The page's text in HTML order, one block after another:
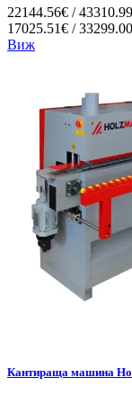
22144.56€ /
17025.51€ /
Виж
Кантираща машина